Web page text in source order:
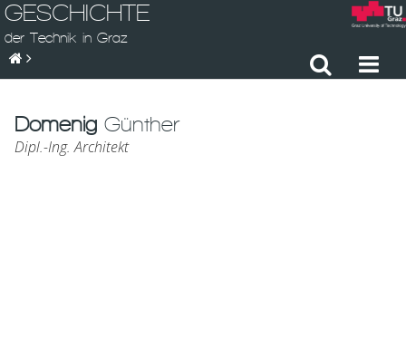
GESCHICHTE
der Technik in Graz
Domenig Günther
Dipl.-Ing. Architekt